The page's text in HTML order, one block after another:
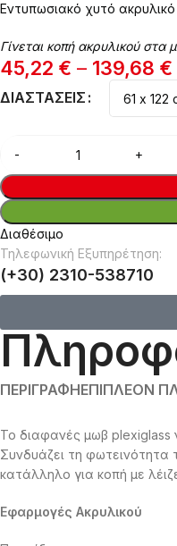
Εντυπωσιακό χυτό
Γίνεται κοπή ακρυλικού στα
45,22 € – 139,68 €
ΔΙΑΣΤΆΣΕΙΣ
Διαθέσιμο
Τηλεφωνική Εξυπηρέτηση:
(+30) 2310-538710
ΠΕΡΙΓΡΑΦΉΕΠΙΠΛΈΟΝ
Το διαφανές μωβ plexiglass
Συνδυάζει τη
κατάλληλο για κοπή με
Εφαρμογές Ακρυλικού